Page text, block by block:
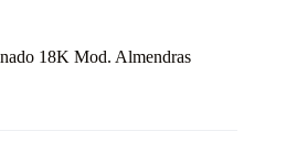
18K Mod. Almendras